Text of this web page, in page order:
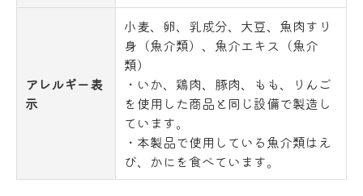
アレルギー表
示
小麦、卵、乳成分、大豆、魚肉すり
身（魚介類）、魚介エキス（魚介
類）
・いか、鶏肉、豚肉、もも、りんご
を使用した商品と同じ設備で製造し
ています。
・本製品で使用している魚介類はえ
び、かにを食べています。